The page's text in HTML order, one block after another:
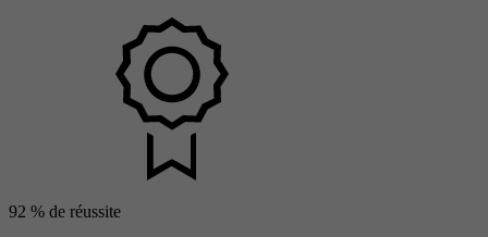
92 % de réussite